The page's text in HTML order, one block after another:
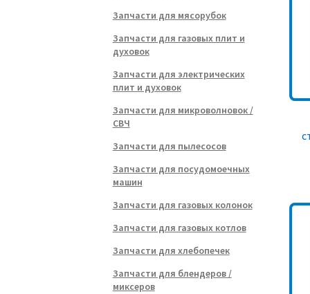
Запчасти для мясорубок
Запчасти для газовых плит и
духовок
Запчасти для электрических
плит и духовок
Запчасти для микроволновок /
СВЧ
Запчасти для пылесосов
Запчасти для посудомоечных
машин
Запчасти для газовых колонок
Запчасти для газовых котлов
Запчасти для хлебопечек
Запчасти для блендеров /
миксеров